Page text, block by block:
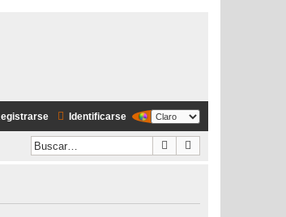
Identificarse
Buscar